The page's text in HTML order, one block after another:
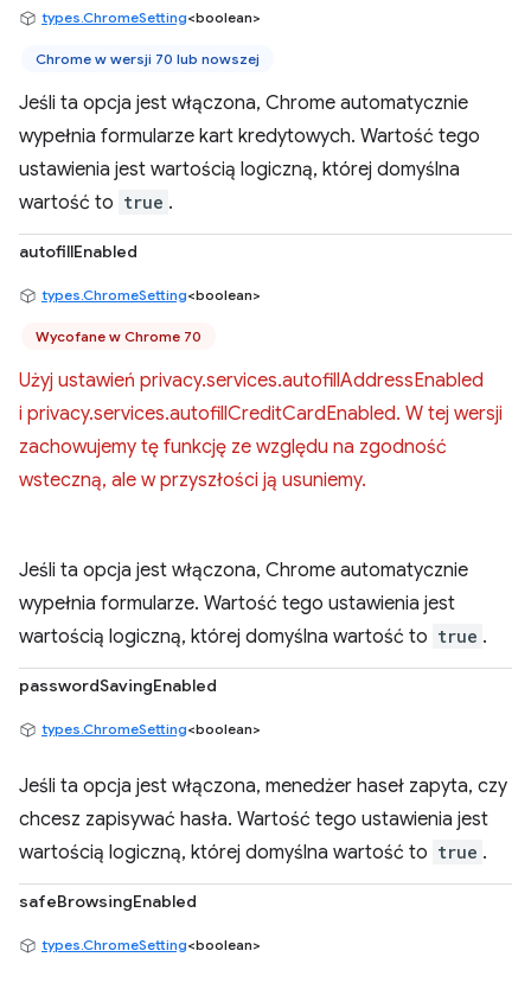
types.ChromeSetting<boolean>
Chrome w wersji 70 lub nowszej
Jeśli ta opcja jest włączona, Chrome automatycznie
wypełnia formularze kart kredytowych. Wartość tego
ustawienia jest wartością logiczną, której domyślna
wartość to true .
autofillEnabled
types.ChromeSetting<boolean>
Wycofane w Chrome 70
Użyj ustawień privacy.services.autofillAddressEnabled
i privacy.services.autofillCreditCardEnabled. W tej wersji
zachowujemy tę funkcję ze względu na zgodność
wsteczną, ale w przyszłości ją usuniemy.
Jeśli ta opcja jest włączona, Chrome automatycznie
wypełnia formularze. Wartość tego ustawienia jest
wartością logiczną, której domyślna wartość to true .
passwordSavingEnabled
types.ChromeSetting<boolean>
Jeśli ta opcja jest włączona, menedżer haseł zapyta, czy
chcesz zapisywać hasła. Wartość tego ustawienia jest
wartością logiczną, której domyślna wartość to true .
safeBrowsingEnabled
types.ChromeSetting<boolean>